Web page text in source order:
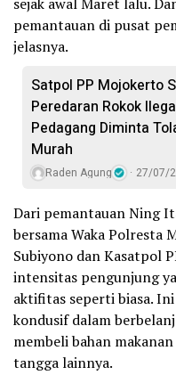
pemantauan di pusat
jelasnya.
Satpol PP Mojokerto
Peredaran Rokok
Pedagang Diminta
Murah
Raden Agung 27/07/
Dari pemantauan Ning
bersama Waka Polresta
Subiyono dan Kasatpol
intensitas pengunjung
aktifitas seperti biasa.
kondusif dalam
membeli bahan
tangga lainnya.